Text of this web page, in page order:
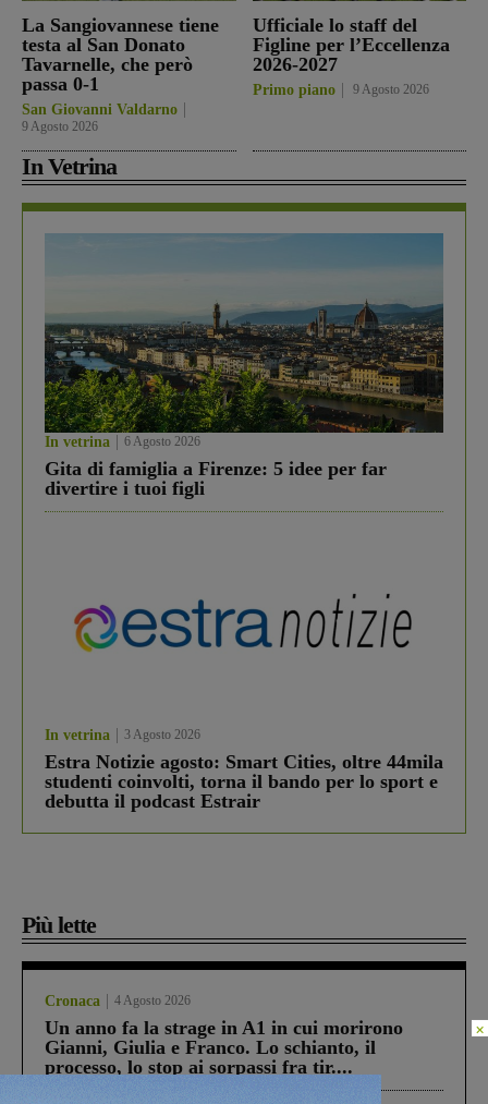
La Sangiovannese tiene
testa al San Donato
Tavarnelle, che però
passa 0-1
San Giovanni Valdarno
9 Agosto 2026
Ufficiale lo staff del
Figline per l’Eccellenza
2026-2027
Primo piano 9 Agosto 2026
In Vetrina
In vetrina 6 Agosto 2026
Gita di famiglia a Firenze: 5 idee per far
divertire i tuoi figli
In vetrina 3 Agosto 2026
Estra Notizie agosto: Smart Cities, oltre 44mila
studenti coinvolti, torna il bando per lo sport e
debutta il podcast Estrair
Più lette
Cronaca 4 Agosto 2026
Un anno fa la strage in A1 in cui morirono
Gianni, Giulia e Franco. Lo schianto, il
processo, lo stop ai sorpassi fra tir....
×